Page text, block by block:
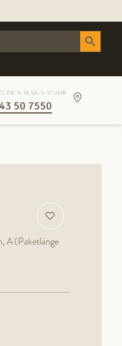
Search Button
FR: 9-18 SA: 9-17 UHR
50 7550
A (Paketlänge